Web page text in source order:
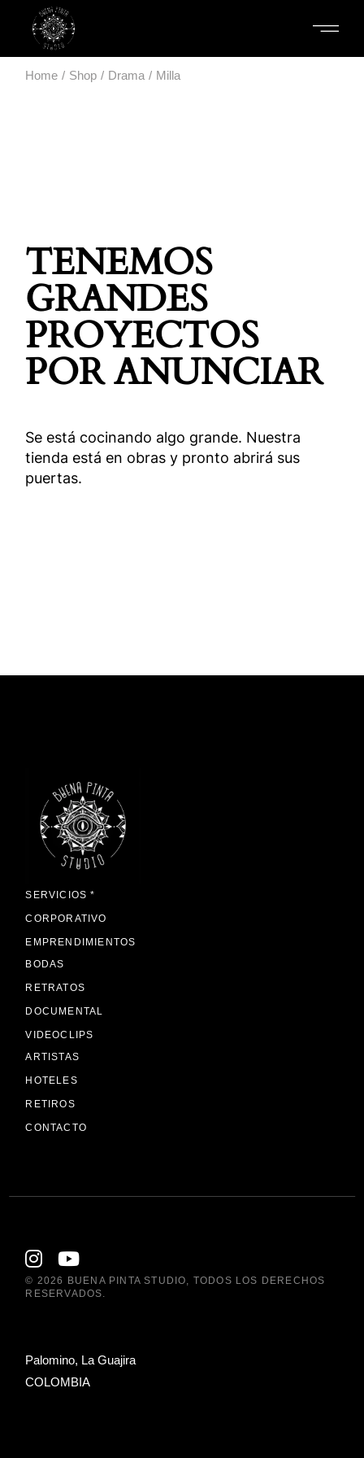
Home Shop Drama Milla
TENEMOS
GRANDES
PROYECTOS
POR ANUNCIAR
Se está cocinando algo grande. Nuestra
tienda está en obras y pronto abrirá sus
puertas.
SERVICIOS *
CORPORATIVO
EMPRENDIMIENTOS
BODAS
RETRATOS
DOCUMENTAL
VIDEOCLIPS
ARTISTAS
HOTELES
RETIROS
CONTACTO
© 2026 BUENA PINTA STUDIO, TODOS LOS DERECHOS
RESERVADOS.
Palomino, La Guajira
COLOMBIA